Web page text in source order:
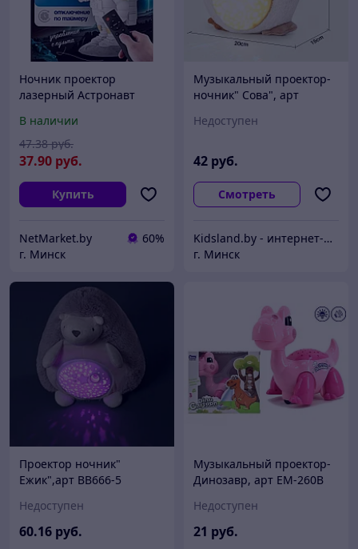
Ночник проектор
лазерный Астронавт
Projector
В наличии
37.90 руб.
47.38 руб.
Купить
NetMarket.by
60%
г. Минск
Музыкальный проектор-
ночник" Сова", арт
Недоступен
42 руб.
Смотреть
Kidsland.by - интернет-магазин детских товаров, для дачи и дома и товаров для активного отдыха
г. Минск
Проектор ночник"
Ежик",арт ВВ666-5
Недоступен
60.16 руб.
Музыкальный проектор-
Динозавр, арт EM-260B
Недоступен
21 руб.